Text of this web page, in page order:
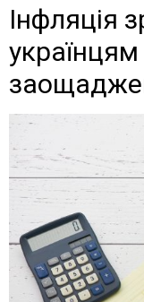
Інфляція
українцям